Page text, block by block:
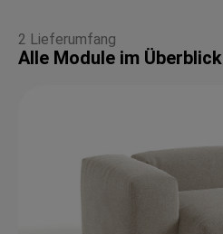
2 Lieferumfang
Alle Module im Überblick